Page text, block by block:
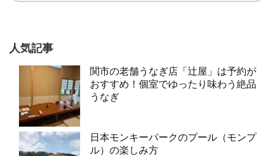
人気記事
関市の老舗うなぎ店「辻屋」は予約が
おすすめ！個室でゆったり味わう絶品
うなぎ
日本モンキーパークのプール（モンプ
ル）の楽しみ方